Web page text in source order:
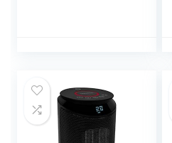
30 m²
binnenruimtes, 3-
traps, 120 graden
oscillatie